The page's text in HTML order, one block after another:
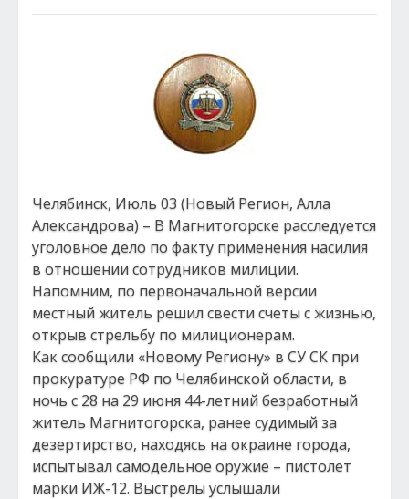
Челябинск, Июль 03 (Новый Регион, Алла
Александрова) – В Магнитогорске расследуется
уголовное дело по факту применения насилия
в отношении сотрудников милиции.
Напомним, по первоначальной версии
местный житель решил свести счеты с жизнью,
открыв стрельбу по милиционерам.
Как сообщили «Новому Региону» в СУ СК при
прокуратуре РФ по Челябинской области, в
ночь с 28 на 29 июня 44-летний безработный
житель Магнитогорска, ранее судимый за
дезертирство, находясь на окраине города,
испытывал самодельное оружие – пистолет
марки ИЖ-12. Выстрелы услышали